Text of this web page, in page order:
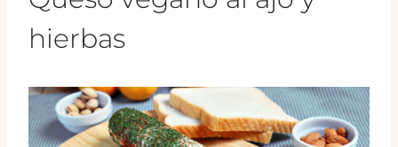
hierbas